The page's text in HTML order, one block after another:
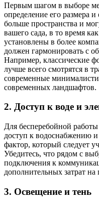
Первым шагом в выборе
определение его размера
больше пространства и
вашего сада, в то время
установлены в более
должен гармонировать с
Например, классические
лучше всего смотрятся в
современные
современных ландшафтов.
2. Доступ к воде и
Для бесперебойной
доступ к водоснабжению
фактор, который следует
Убедитесь, что рядом с
подключения к
дополнительных затрат на
3. Освещение и тень